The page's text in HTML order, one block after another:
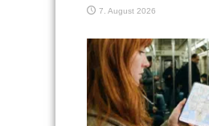
7. August 2026